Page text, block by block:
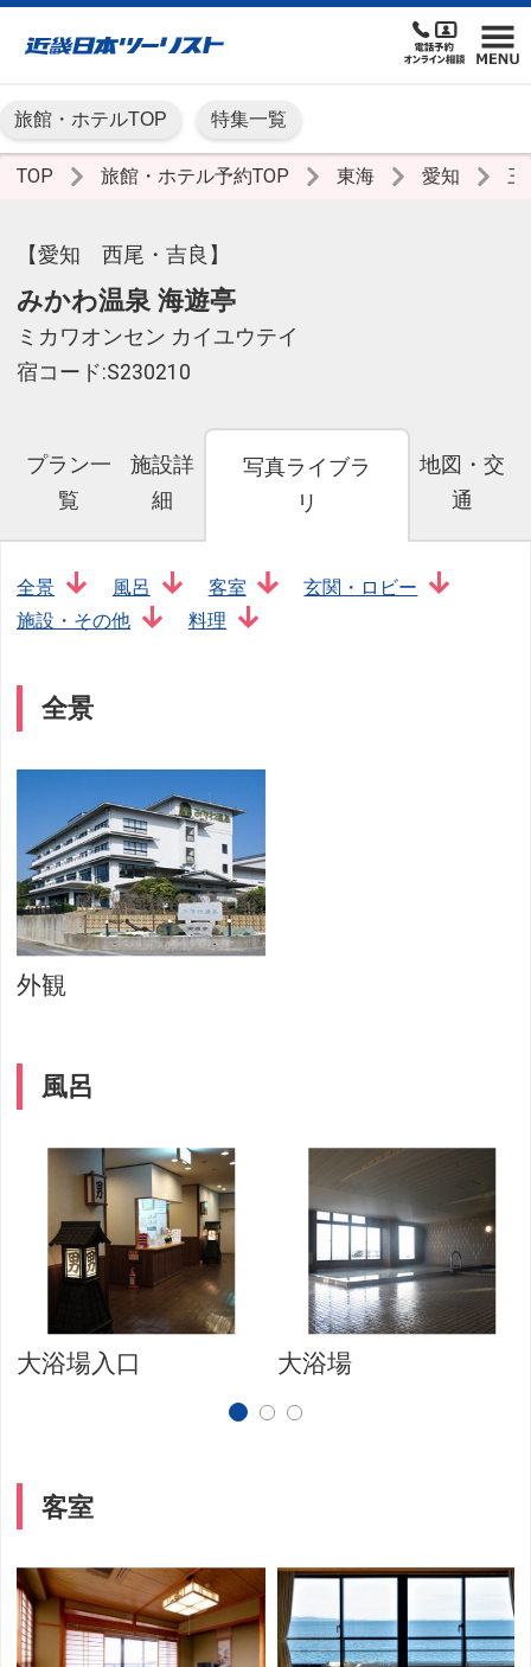
旅館・ホテルTOP 特集一覧
TOP 旅館・ホテル予約TOP 東海 愛知 三
【愛知 西尾・吉良】
みかわ温泉 海遊亭
ミカワオンセン カイユウテイ
宿コード:S230210
プラン一
覧
施設詳
細
写真ライブラ
リ
地図・交
通
全景 風呂 客室
玄関・ロビー
施設・その他
料理
全景
外観
風呂
大浴場入口 大浴場
客室